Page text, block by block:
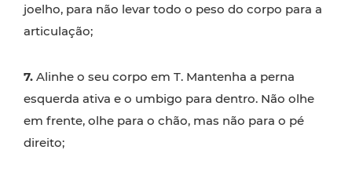
joelho, para não levar todo o peso do corpo para a
articulação;
7. Alinhe o seu corpo em T. Mantenha a perna
esquerda ativa e o umbigo para dentro. Não olhe
em frente, olhe para o chão, mas não para o pé
direito;